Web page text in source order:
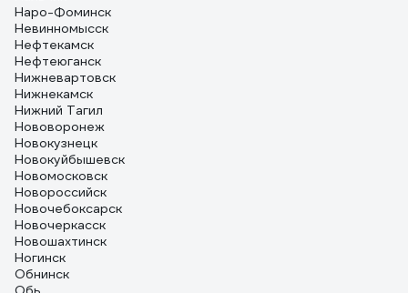
Наро-Фоминск
Невинномысск
Нефтекамск
Нефтеюганск
Нижневартовск
Нижнекамск
Нижний Тагил
Нововоронеж
Новокузнецк
Новокуйбышевск
Новомосковск
Новороссийск
Новочебоксарск
Новочеркасск
Новошахтинск
Ногинск
Обнинск